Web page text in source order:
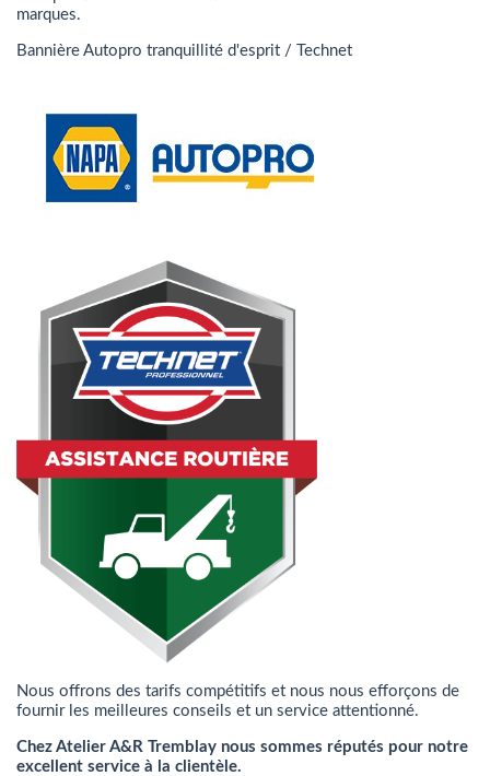
marques.
Bannière Autopro tranquillité d'esprit / Technet
Nous offrons des tarifs compétitifs et nous nous efforçons de
fournir les meilleures conseils et un service attentionné.
Chez Atelier A&R Tremblay nous sommes réputés pour notre
excellent service à la clientèle.